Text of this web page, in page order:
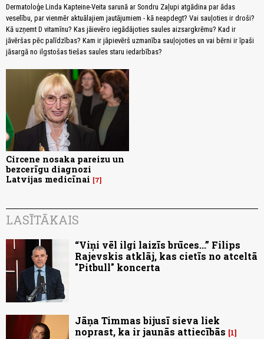
Dermatoloģe Linda Kapteine-Veita sarunā ar Sondru Zaļupi atgādina par ādas
veselību, par vienmēr aktuālajiem jautājumiem - kā neapdegt? Vai sauļoties ir droši?
Kā uzņemt D vitamīnu? Kas jāievēro iegādājoties saules aizsargkrēmu? Kad ir
jāvēršas pēc palīdzības? Kam ir jāpievērš uzmanība sauļojoties un vai bērni ir īpaši
jāsargā no ilgstošas tiešas saules staru iedarbības?
Circene nosaka pareizu un
bezcerīgu diagnozi
Latvijas medicīnai
7
LASĪTĀKAIS
“Viņi vēl ilgi laizīs brūces...” Filips
Rajevskis atklāj, kas cietīs no atceltā
"Pitbull" koncerta
Jāņa Timmas bijusī sieva liek
noprast, ka ir jaunās attiecībās
1